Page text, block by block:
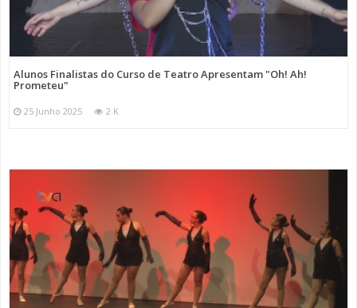
Alunos Finalistas do Curso de Teatro Apresentam "Oh! Ah!
Prometeu"
25 Junho 2025 2 K